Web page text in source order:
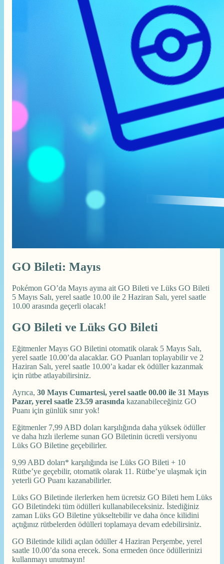
GO Bileti: Mayıs
Pokémon GO’da Mayıs ayına ait GO Bileti ve Lüks GO Bileti
5 Mayıs Salı, yerel saatle 10.00 ile 2 Haziran Salı, yerel saatle
10.00 arasında geçerli olacak!
GO Bileti ve Lüks GO Bileti
Eğitmenler Mayıs GO Biletini otomatik olarak 5 Mayıs Salı,
yerel saatle 10.00’da alacaklar. GO Puanları toplayabilir ve 2
Haziran Salı, yerel saatle 10.00’a kadar ek ödüller kazanmak
için rütbe atlayabilirsiniz.
Ayrıca, 30 Mayıs Cumartesi, yerel saatle 00.00 ile 31 Mayıs
Pazar, yerel saatle 23.59 arasında kazanabileceğiniz GO
Puanı için günlük sınır yok!
Eğitmenler 7,99 ABD doları karşılığında daha yüksek ödüller
ve daha hızlı ilerleme sunan GO Biletinin ücretli versiyonu
Lüks GO Biletine geçebilirler.
9,99 ABD doları* karşılığında ise Lüks GO Bileti + 10
Rütbe’ye geçebilir, otomatik olarak 11. Rütbe’ye ulaşmak için
yeterli GO Puanı kazanabilirler.
Lüks GO Biletinde ilerlerken hem ücretsiz GO Bileti hem Lüks
GO Biletindeki tüm ödülleri kullanabileceksiniz. İstediğiniz
zaman Lüks GO Biletine yükseltebilir ve daha önce kilidini
açtığınız rütbelerden ödülleri toplamaya devam edebilirsiniz.
GO Biletinde kilidi açılan ödüller 4 Haziran Perşembe, yerel
saatle 10.00’da sona erecek. Sona ermeden önce ödüllerinizi
kullanmayı unutmayın!